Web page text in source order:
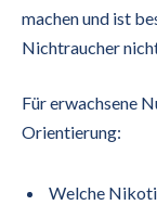
machen und ist
Nichtraucher
Für erwachsene
Orientierung:
Welche